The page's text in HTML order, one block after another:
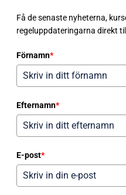
Få de senaste nyheterna,
regeluppdateringarna direkt
Förnamn*
Efternamn*
E-post*